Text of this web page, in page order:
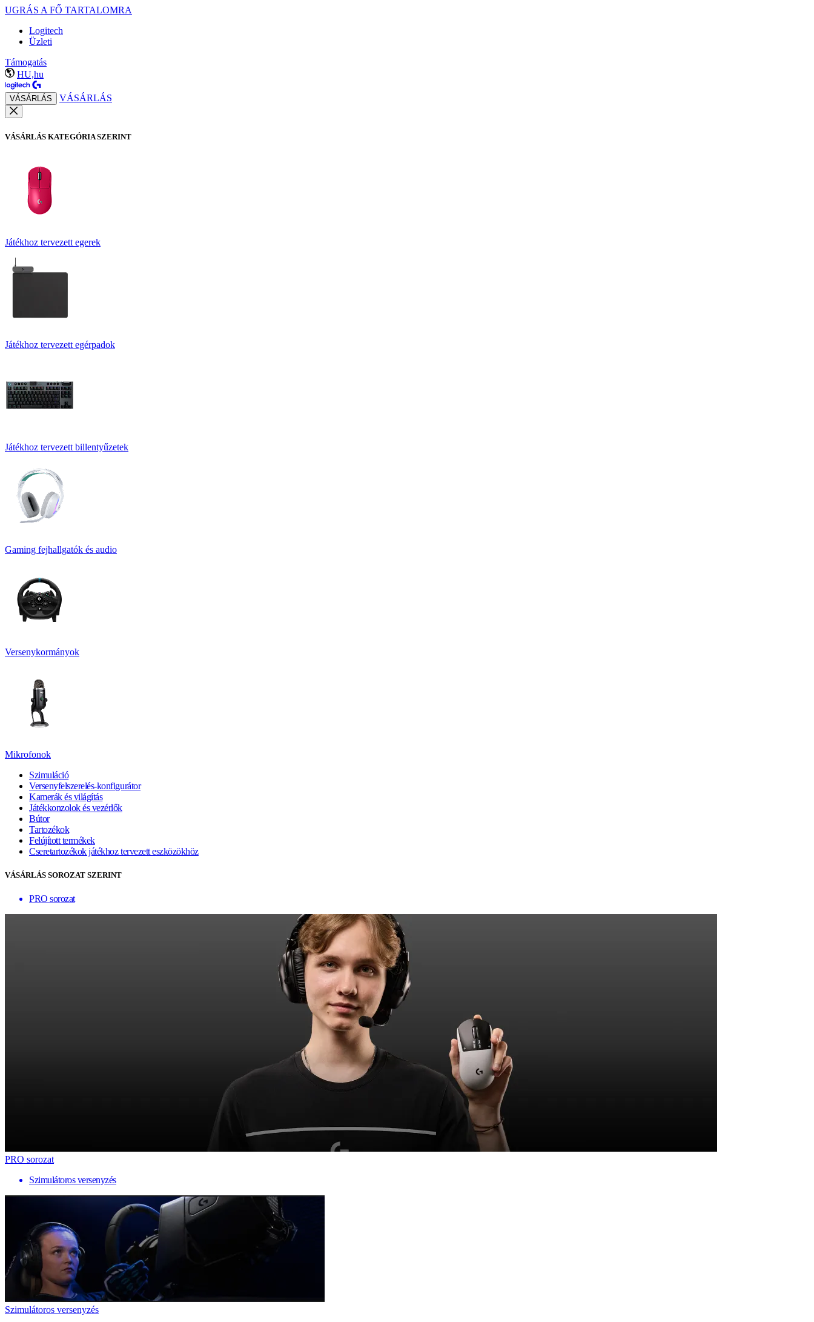
UGRÁS A FŐ TARTALOMRA
Logitech
Üzleti
Támogatás
HU,hu
VÁSÁRLÁS VÁSÁRLÁS
VÁSÁRLÁS KATEGÓRIA SZERINT
Játékhoz tervezett egerek
Játékhoz tervezett egérpadok
Játékhoz tervezett billentyűzetek
Gaming fejhallgatók és audio
Versenykormányok
Mikrofonok
Szimuláció
Versenyfelszerelés-konfigurátor
Kamerák és világítás
Játékkonzolok és vezérlők
Bútor
Tartozékok
Felújított termékek
Cseretartozékok játékhoz tervezett eszközökhöz
VÁSÁRLÁS SOROZAT SZERINT
PRO sorozat
PRO sorozat
Szimulátoros versenyzés
Szimulátoros versenyzés